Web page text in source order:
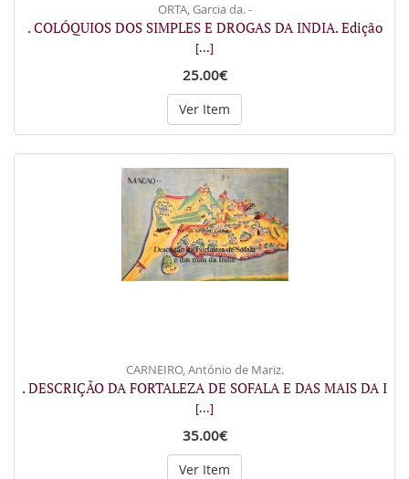
ORTA, Garcia da. -
. COLÓQUIOS DOS SIMPLES E DROGAS DA INDIA. Edição
[...]
25.00€
Ver Item
CARNEIRO, António de Mariz.
. DESCRIÇÃO DA FORTALEZA DE SOFALA E DAS MAIS DA I
[...]
35.00€
Ver Item